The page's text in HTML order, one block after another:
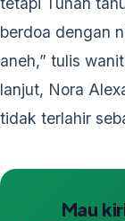
berdoa dengan
aneh,” tulis
lanjut, Nora
tidak terlahir
Mau